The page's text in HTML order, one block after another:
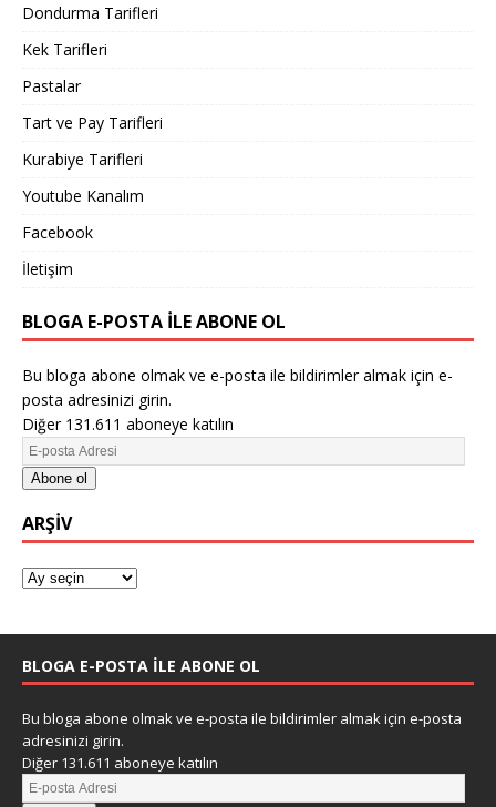
Dondurma Tarifleri
Kek Tarifleri
Pastalar
Tart ve Pay Tarifleri
Kurabiye Tarifleri
Youtube Kanalım
Facebook
İletişim
BLOGA E-POSTA ILE ABONE OL
Bu bloga abone olmak ve e-posta ile bildirimler almak için e-
posta adresinizi girin.
Diğer 131.611 aboneye katılın
Abone ol
ARŞIV
BLOGA E-POSTA ILE ABONE OL
Bu bloga abone olmak ve e-posta ile bildirimler almak için e-posta
adresinizi girin.
Diğer 131.611 aboneye katılın